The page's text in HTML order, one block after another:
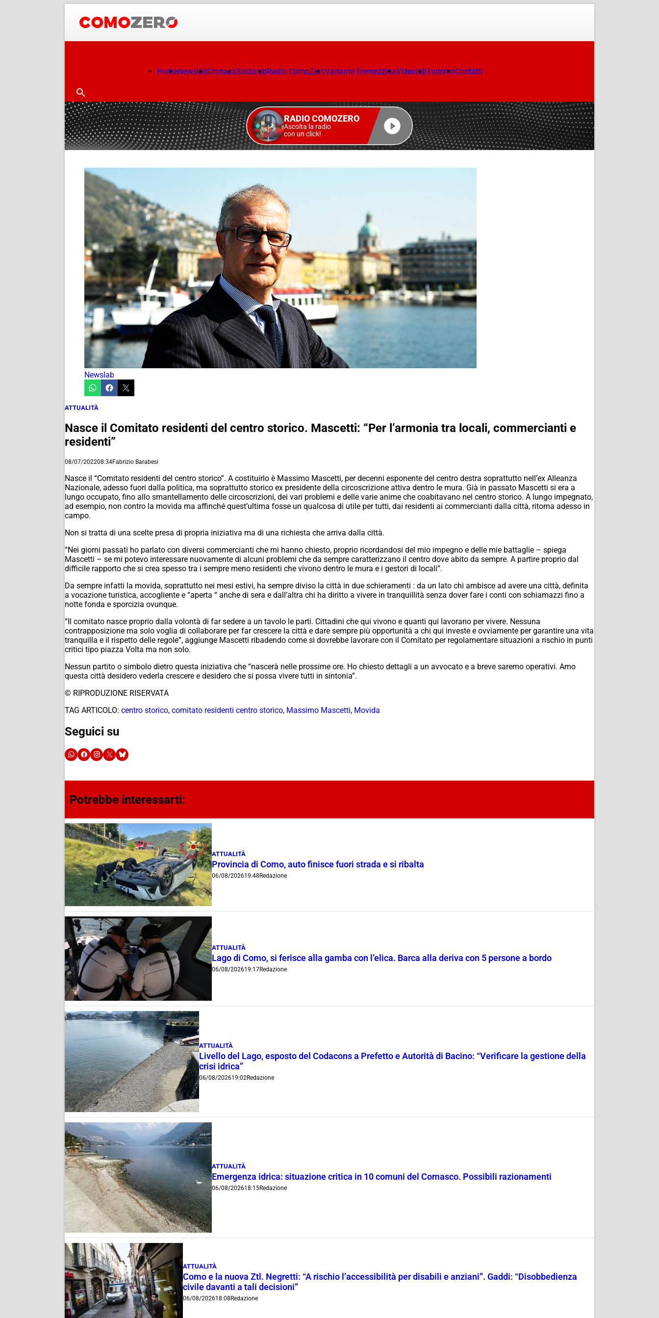
HomeNewslabCronacaSocialabRadio ComoZeroVariante TremezzinaVideolabTurismoContatti
RADIO COMOZERO
Ascolta la radio
con un click!
Newslab
ATTUALITÀ
Nasce il Comitato residenti del centro storico. Mascetti: “Per l’armonia tra locali, commercianti e
residenti”
08/07/202208:34Fabrizio Barabesi
Nasce il “Comitato residenti del centro storico”. A costituirlo è Massimo Mascetti, per decenni esponente del centro destra soprattutto nell’ex Alleanza
Nazionale, adesso fuori dalla politica, ma soprattutto storico ex presidente della circoscrizione attiva dentro le mura. Già in passato Mascetti si era a
lungo occupato, fino allo smantellamento delle circoscrizioni, dei vari problemi e delle varie anime che coabitavano nel centro storico. A lungo impegnato,
ad esempio, non contro la movida ma affinché quest’ultima fosse un qualcosa di utile per tutti, dai residenti ai commercianti dalla città, ritorna adesso in
campo.
Non si tratta di una scelte presa di propria iniziativa ma di una richiesta che arriva dalla città.
“Nei giorni passati ho parlato con diversi commercianti che mi hanno chiesto, proprio ricordandosi del mio impegno e delle mie battaglie – spiega
Mascetti – se mi potevo interessare nuovamente di alcuni problemi che da sempre caratterizzano il centro dove abito da sempre. A partire proprio dal
difficile rapporto che si crea spesso tra i sempre meno residenti che vivono dentro le mura e i gestori di locali”.
Da sempre infatti la movida, soprattutto nei mesi estivi, ha sempre diviso la città in due schieramenti : da un lato chi ambisce ad avere una città, definita
a vocazione turistica, accogliente e “aperta “ anche di sera e dall’altra chi ha diritto a vivere in tranquillità senza dover fare i conti con schiamazzi fino a
notte fonda e sporcizia ovunque.
“Il comitato nasce proprio dalla volontà di far sedere a un tavolo le parti. Cittadini che qui vivono e quanti qui lavorano per vivere. Nessuna
contrapposizione ma solo voglia di collaborare per far crescere la città e dare sempre più opportunità a chi qui investe e ovviamente per garantire una vita
tranquilla e il rispetto delle regole”, aggiunge Mascetti ribadendo come si dovrebbe lavorare con il Comitato per regolamentare situazioni a rischio in punti
critici tipo piazza Volta ma non solo.
Nessun partito o simbolo dietro questa iniziativa che “nascerà nelle prossime ore. Ho chiesto dettagli a un avvocato e a breve saremo operativi. Amo
questa città desidero vederla crescere e desidero che si possa vivere tutti in sintonia”.
© RIPRODUZIONE RISERVATA
TAG ARTICOLO: centro storico, comitato residenti centro storico, Massimo Mascetti, Movida
Seguici su
Potrebbe interessarti:
ATTUALITÀ
Provincia di Como, auto finisce fuori strada e si ribalta
06/08/202619:48 Redazione
ATTUALITÀ
Lago di Como, si ferisce alla gamba con l’elica. Barca alla deriva con 5 persone a bordo
06/08/202619:17Redazione
ATTUALITÀ
Livello del Lago, esposto del Codacons a Prefetto e Autorità di Bacino: “Verificare la gestione della
crisi idrica”
06/08/202619:02Redazione
ATTUALITÀ
Emergenza idrica: situazione critica in 10 comuni del Comasco. Possibili razionamenti
06/08/202618:15Redazione
ATTUALITÀ
Como e la nuova Ztl. Negretti: “A rischio l’accessibilità per disabili e anziani”. Gaddi: “Disobbedienza
civile davanti a tali decisioni”
06/08/202618:08Redazione